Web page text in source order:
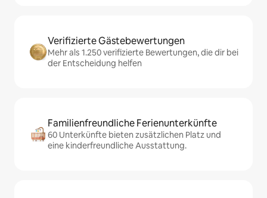
Verifizierte Gästebewertungen
Mehr als 1.250 verifizierte Bewertungen, die dir bei
der Entscheidung helfen
Familienfreundliche Ferienunterkünfte
60 Unterkünfte bieten zusätzlichen Platz und
eine kinderfreundliche Ausstattung.